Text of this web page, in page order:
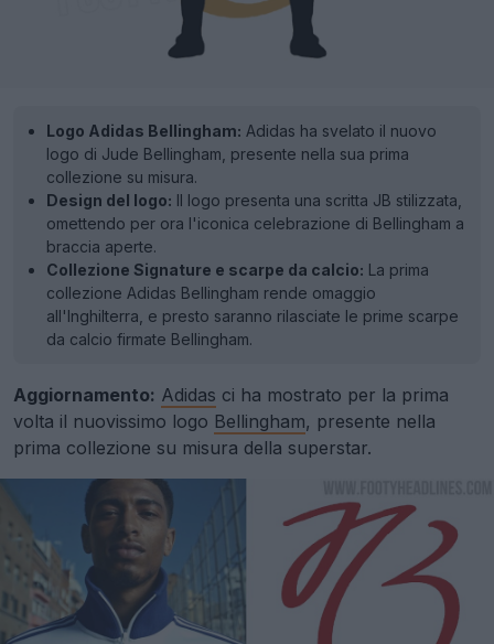
Logo Adidas Bellingham: Adidas ha svelato il nuovo
logo di Jude Bellingham, presente nella sua prima
collezione su misura.
Design del logo: Il logo presenta una scritta JB stilizzata,
omettendo per ora l'iconica celebrazione di Bellingham a
braccia aperte.
Collezione Signature e scarpe da calcio: La prima
collezione Adidas Bellingham rende omaggio
all'Inghilterra, e presto saranno rilasciate le prime scarpe
da calcio firmate Bellingham.
Aggiornamento: Adidas ci ha mostrato per la prima
volta il nuovissimo logo Bellingham, presente nella
prima collezione su misura della superstar.